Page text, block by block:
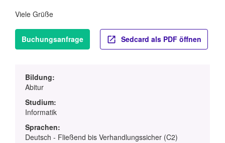
Viele Grüße
Buchungsanfrage Sedcard als PDF öffnen
Bildung:
Abitur
Studium:
Informatik
Sprachen:
Deutsch - Fließend bis Verhandlungssicher (C2)